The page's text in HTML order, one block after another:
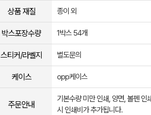
상품 재질 종이 외
박스포장수량 1박스 54개
스티커/라벨지 별도문의
케이스 opp케이스
주문안내
기본수량 미만 인쇄, 양면, 볼펜 인
시 인쇄비가 추가됩니다.